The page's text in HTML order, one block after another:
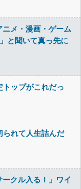
ニメ・漫画・ゲーム
と聞いて真っ先に
トップがこれだっ
られて人生詰んだ
クル入る！」ワイ